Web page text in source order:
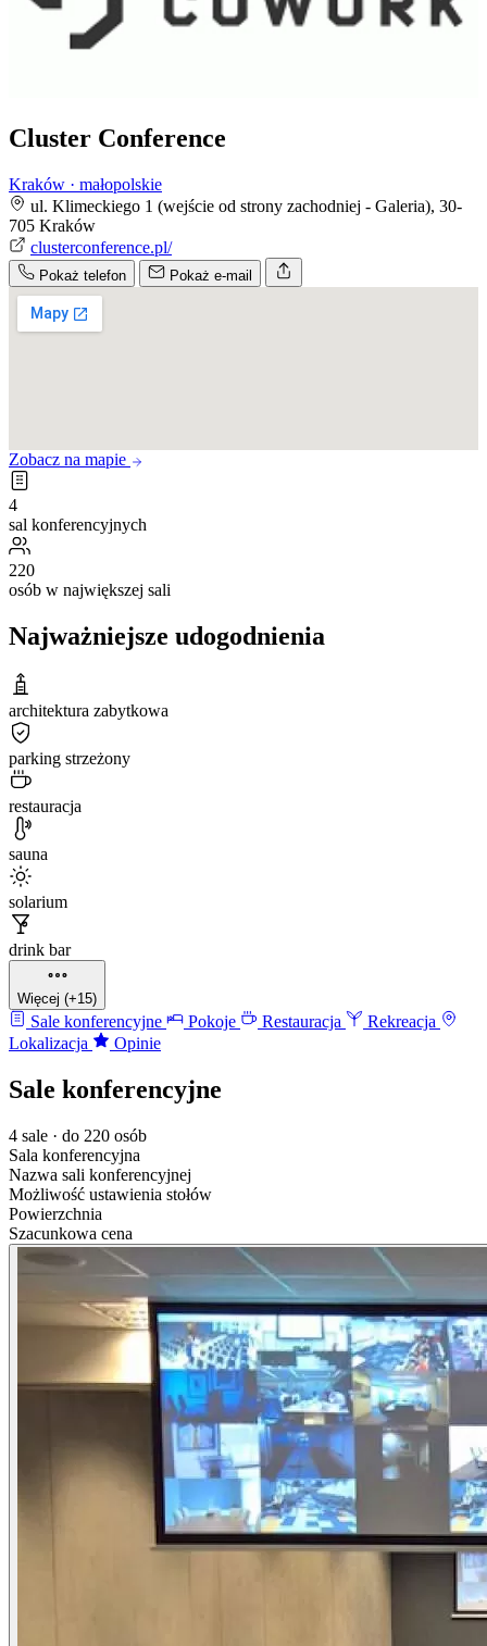
Cluster Conference
Kraków · małopolskie
ul. Klimeckiego 1 (wejście od strony zachodniej - Galeria), 30-
705 Kraków
clusterconference.pl/
Pokaż telefon Pokaż e-mail
Zobacz na mapie
4
sal konferencyjnych
220
osób w największej sali
Najważniejsze udogodnienia
architektura zabytkowa
parking strzeżony
restauracja
sauna
solarium
drink bar
Więcej (+15)
Sale konferencyjne Pokoje Restauracja
Rekreacja
Lokalizacja
Opinie
Sale konferencyjne
4 sale · do 220 osób
Sala konferencyjna
Nazwa sali konferencyjnej
Możliwość ustawienia stołów
Powierzchnia
Szacunkowa cena